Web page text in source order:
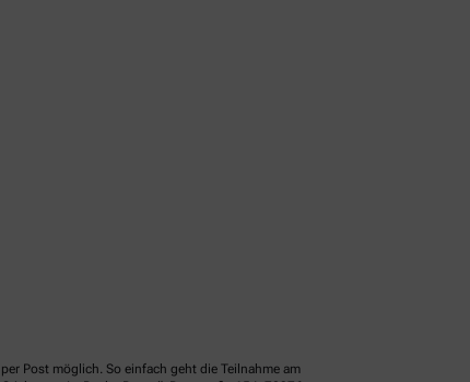
Post möglich. So einfach geht die Teilnahme am